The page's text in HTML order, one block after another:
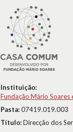
Instituição:
Fundação Mário Soares
Pasta:07419.019.003
Título:Direcção dos